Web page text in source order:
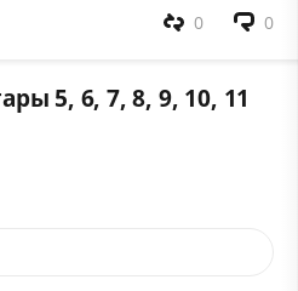
0
0
5, 6, 7, 8, 9, 10, 11